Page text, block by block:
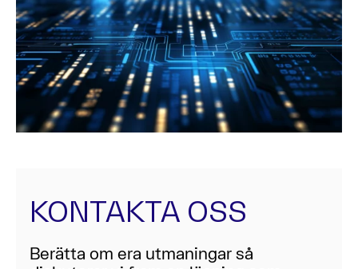
KONTAKTA OSS
Berätta om era utmaningar så